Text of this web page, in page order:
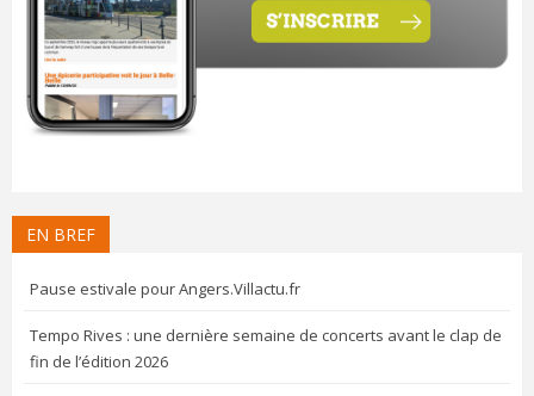
EN BREF
Pause estivale pour Angers.Villactu.fr
Tempo Rives : une dernière semaine de concerts avant le clap de
fin de l’édition 2026